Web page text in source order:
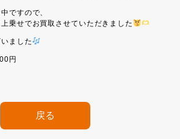
ですので、
乗せでお買取させていただきました
ました
円
戻る